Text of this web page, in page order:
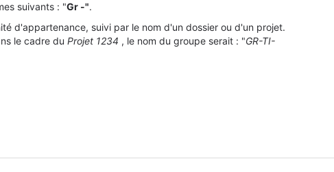
suivants : "Gr -".
d'appartenance, suivi par le nom d'un dossier ou d'un projet.
le cadre du Projet 1234 , le nom du groupe serait : "GR-TI-